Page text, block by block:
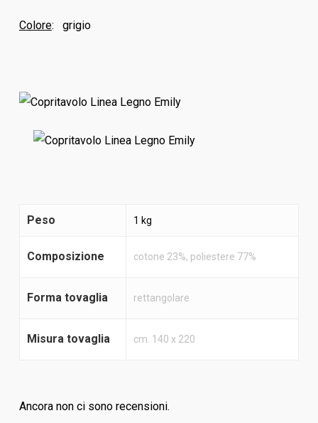
Colore: grigio
Peso 1 kg
Composizione cotone 23%, poliestere 77%
Forma tovaglia rettangolare
Misura tovaglia cm. 140 x 220
Ancora non ci sono recensioni.